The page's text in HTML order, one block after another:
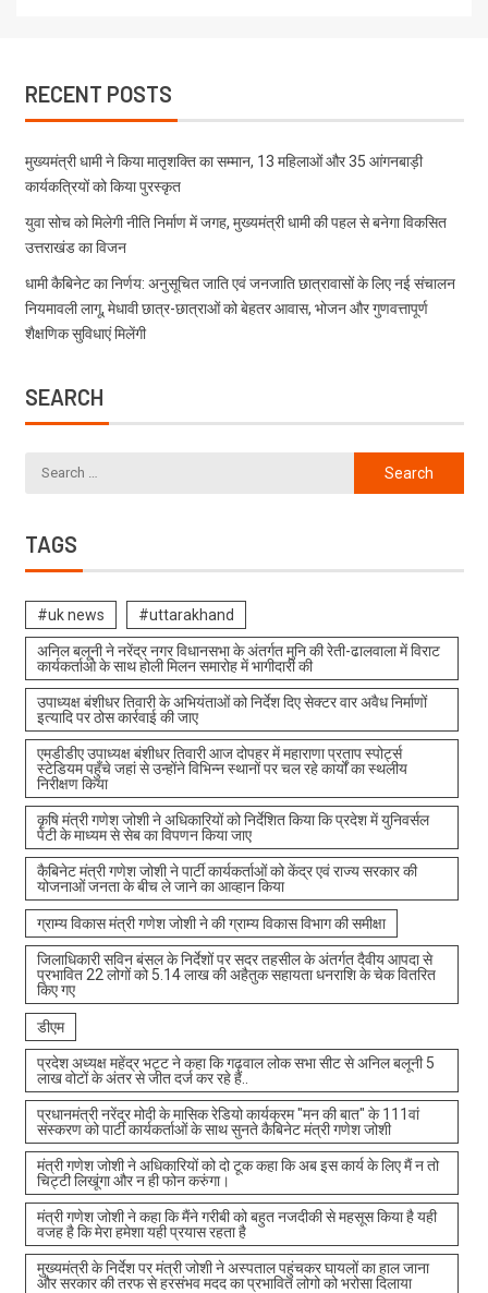
RECENT POSTS
मुख्यमंत्री धामी ने किया मातृशक्ति का सम्मान, 13 महिलाओं और 35 आंगनबाड़ी
कार्यकत्रियों को किया पुरस्कृत
युवा सोच को मिलेगी नीति निर्माण में जगह, मुख्यमंत्री धामी की पहल से बनेगा विकसित
उत्तराखंड का विजन
धामी कैबिनेट का निर्णय: अनुसूचित जाति एवं जनजाति छात्रावासों के लिए नई संचालन
नियमावली लागू, मेधावी छात्र-छात्राओं को बेहतर आवास, भोजन और गुणवत्तापूर्ण
शैक्षणिक सुविधाएं मिलेंगी
SEARCH
TAGS
#uk news #uttarakhand
अनिल बलूनी ने नरेंद्र नगर विधानसभा के अंतर्गत मुनि की रेती-ढालवाला में विराट
कार्यकर्ताओ के साथ होली मिलन समारोह में भागीदारी की
उपाध्यक्ष बंशीधर तिवारी के अभियंताओं को निर्देश दिए सेक्टर वार अवैध निर्माणों
इत्यादि पर ठोस कार्रवाई की जाए
एमडीडीए उपाध्यक्ष बंशीधर तिवारी आज दोपहर में महाराणा प्रताप स्पोर्ट्स
स्टेडियम पहुँचे जहां से उन्होंने विभिन्न स्थानों पर चल रहे कार्यों का स्थलीय
निरीक्षण किया
कृषि मंत्री गणेश जोशी ने अधिकारियों को निर्देशित किया कि प्रदेश में युनिवर्सल
पेटी के माध्यम से सेब का विपणन किया जाए
कैबिनेट मंत्री गणेश जोशी ने पार्टी कार्यकर्ताओं को केंद्र एवं राज्य सरकार की
योजनाओं जनता के बीच ले जाने का आव्हान किया
ग्राम्य विकास मंत्री गणेश जोशी ने की ग्राम्य विकास विभाग की समीक्षा
जिलाधिकारी सविन बंसल के निर्देशों पर सदर तहसील के अंतर्गत दैवीय आपदा से
प्रभावित 22 लोगों को 5.14 लाख की अहैतुक सहायता धनराशि के चेक वितरित
किए गए
डीएम
प्रदेश अध्यक्ष महेंद्र भट्ट ने कहा कि गढ़वाल लोक सभा सीट से अनिल बलूनी 5
लाख वोटों के अंतर से जीत दर्ज कर रहे हैं..
प्रधानमंत्री नरेंद्र मोदी के मासिक रेडियो कार्यक्रम "मन की बात" के 111वां
संस्करण को पार्टी कार्यकर्ताओं के साथ सुनते कैबिनेट मंत्री गणेश जोशी
मंत्री गणेश जोशी ने अधिकारियों को दो टूक कहा कि अब इस कार्य के लिए मैं न तो
चिट्टी लिखूंगा और न ही फोन करुंगा।
मंत्री गणेश जोशी ने कहा कि मैंने गरीबी को बहुत नजदीकी से महसूस किया है यही
वजह है कि मेरा हमेशा यही प्रयास रहता है
मुख्यमंत्री के निर्देश पर मंत्री जोशी ने अस्पताल पहुंचकर घायलों का हाल जाना
और सरकार की तरफ से हरसंभव मदद का प्रभावित लोगो को भरोसा दिलाया